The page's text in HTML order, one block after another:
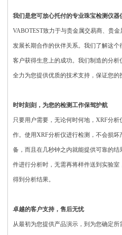
我们是您可放心托付的专业珠宝检测仪器
VABOTEST致力于与贵金属交易商、贵
发展长期合作的伙伴关系。我们了解这
客户获得生意上的成功。我们制造的分
全力为您提供优质的技术支持，保证您的
时时刻刻，为您的检测工作保驾护航
只要用户需要，无论何时何地，XRF分
作。使用XRF分析仪进行检测，不会损
备，而且在几秒钟之内就能提供可靠的
件进行分析时，无需再将样件送到实验室
得到分析结果。
卓越的客户支持，售后无忧
从最初为您提供产品演示，到为您确定